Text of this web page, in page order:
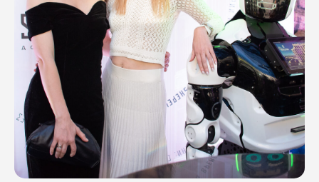
И МЫ РАССЧИТАЕМ ВАШУ
РЕКЛАМНУЮ КАМПАНИЮ
Или свяжитесь с нами вTelegram
Ваше имя
Номер телефона
Комментарий